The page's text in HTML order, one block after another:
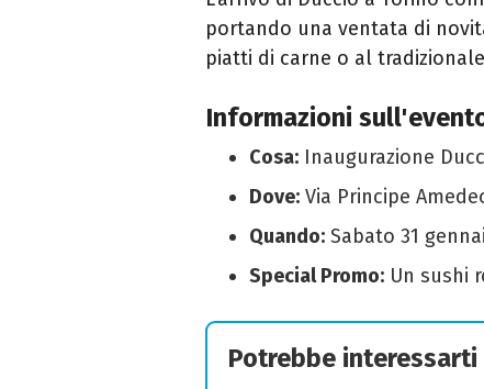
portando una ventata di
piatti di carne o al
Informazioni
Cosa: Inaugurazione
Dove: Via Principe
Quando: Sabato 31
Special Promo: Un sushi
Potrebbe interessarti